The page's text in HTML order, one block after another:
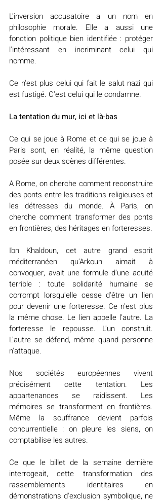
L'inversion accusatoire a un nom en
philosophie morale. Elle a aussi une
fonction politique bien identifiée : protéger
l'intéressant en incriminant celui qui
nomme.
Ce n'est plus celui qui fait le salut nazi qui
est fustigé. C'est celui qui le condamne.
La tentation du mur, ici et là-bas
Ce qui se joue à Rome et ce qui se joue à
Paris sont, en réalité, la même question
posée sur deux scènes différentes.
A Rome, on cherche comment reconstruire
des ponts entre les traditions religieuses et
les détresses du monde. À Paris, on
cherche comment transformer des ponts
en frontières, des héritages en forteresses.
Ibn Khaldoun, cet autre grand esprit
méditerranéen qu'Arkoun aimait à
convoquer, avait une formule d'une acuité
terrible : toute solidarité humaine se
corrompt lorsqu'elle cesse d'être un lien
pour devenir une forteresse. Ce n'est plus
la même chose. Le lien appelle l'autre. La
forteresse le repousse. L'un construit.
L'autre se défend, même quand personne
n'attaque.
Nos sociétés européennes vivent
précisément cette tentation. Les
appartenances se raidissent. Les
mémoires se transforment en frontières.
Même la souffrance devient parfois
concurrentielle : on pleure les siens, on
comptabilise les autres.
Ce que le billet de la semaine dernière
interrogeait, cette transformation des
rassemblements identitaires en
démonstrations d'exclusion symbolique, ne